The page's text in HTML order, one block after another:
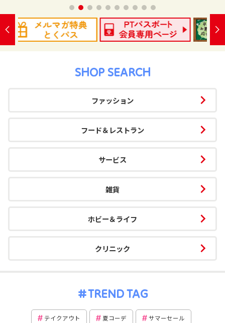
SHOP SEARCH
ファッション
フード＆レストラン
サービス
雑貨
ホビー＆ライフ
クリニック
TREND TAG
テイクアウト 夏コーデ サマーセール